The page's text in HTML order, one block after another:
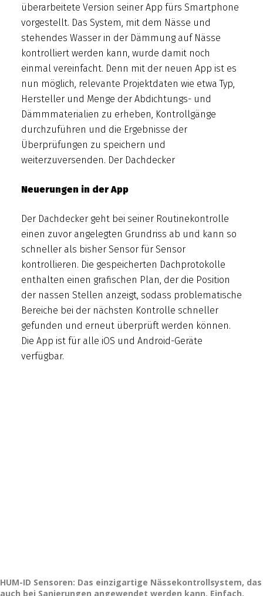
überarbeitete Version seiner App fürs Smartphone
vorgestellt. Das System, mit dem Nässe und
stehendes Wasser in der Dämmung auf Nässe
kontrolliert werden kann, wurde damit noch
einmal vereinfacht. Denn mit der neuen App ist es
nun möglich, relevante Projektdaten wie etwa Typ,
Hersteller und Menge der Abdichtungs- und
Dämmmaterialien zu erheben, Kontrollgänge
durchzuführen und die Ergebnisse der
Überprüfungen zu speichern und
weiterzuversenden. Der Dachdecker
Neuerungen in der App
Der Dachdecker geht bei seiner Routinekontrolle
einen zuvor angelegten Grundriss ab und kann so
schneller als bisher Sensor für Sensor
kontrollieren. Die gespeicherten Dachprotokolle
enthalten einen grafischen Plan, der die Position
der nassen Stellen anzeigt, sodass problematische
Bereiche bei der nächsten Kontrolle schneller
gefunden und erneut überprüft werden können.
Die App ist für alle iOS und Android-Geräte
verfügbar.
HUM-ID Sensoren: Das einzigartige Nässekontrollsystem, das
auch bei Sanierungen angewendet werden kann. Einfach,